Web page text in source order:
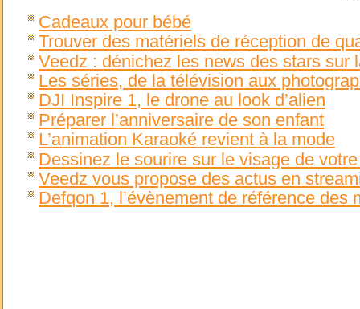
Cadeaux pour bébé
Trouver des matériels de réception de
Veedz : dénichez les news des stars sur
Les séries, de la télévision aux
DJI Inspire 1, le drone au look d’alien
Préparer l’anniversaire de son enfant
L’animation Karaoké revient à la mode
Dessinez le sourire sur le visage de
Veedz vous propose des actus en
Defqon 1, l’évènement de référence des